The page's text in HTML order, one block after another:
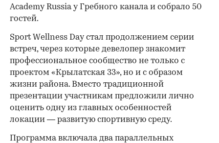
Academy Russia у Гребного канала и собрало 50
гостей.
Sport Wellness Day стал продолжением серии
встреч, через которые девелопер знакомит
профессиональное сообщество не только с
проектом «Крылатская 33», но и с образом
жизни района. Вместо традиционной
презентации участникам предложили лично
оценить одну из главных особенностей
локации — развитую спортивную среду.
Программа включала два параллельных